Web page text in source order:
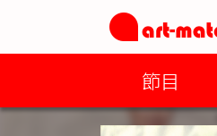
節目